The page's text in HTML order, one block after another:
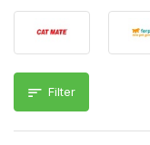
Filter